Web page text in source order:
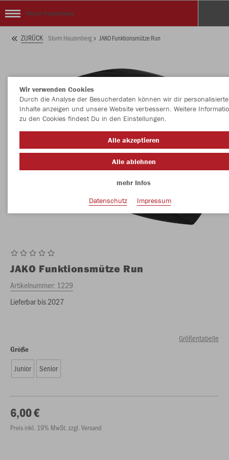
Sturm Hauzenberg
ZURÜCK Sturm Hauzenberg JAKO Funktionsmütze Run
JAKO Funktionsmütze Run
Artikelnummer: 1229
Lieferbar bis 2027
Größentabelle
Größe
Junior Senior
6,00 €
Preis inkl. 19% MwSt. zzgl. Versand
Wir verwenden Cookies
Durch die Analyse der Besucherdaten können wir dir personalisierte
Inhalte anzeigen und unsere Website verbessern. Weitere
zu den Cookies findest Du in den Einstellungen.
Alle akzeptieren
Alle ablehnen
mehr Infos
Datenschutz
Impressum